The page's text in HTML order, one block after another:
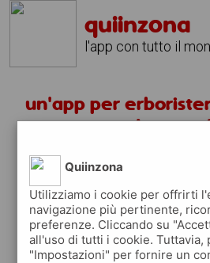
quiinzona
l'app con tutto il
un'app per
lorenzo
scarica gratis
quiinzona è
gratuita
che ti aiuta se
Quiinzona
Utilizziamo i cookie per offrirti
navigazione più pertinente,
preferenze. Cliccando su
all'uso di tutti i cookie. Tuttavia,
"Impostazioni" per fornire un